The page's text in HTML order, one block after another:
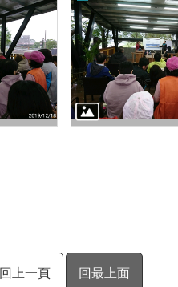
回上一頁 回最上面